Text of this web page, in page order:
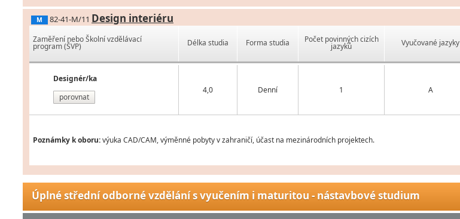
M 82-41-M/11 Design interiéru
Zaměření nebo Školní vzdělávací
program (ŠVP)
Designér/ka
porovnat
Délka studia Forma studia Počet povinných cizích
jazyků Vyučované jazyky
4,0 Denní 1 A
Poznámky k oboru:výuka CAD/CAM, výměnné pobyty v zahraničí, účast na mezinárodních projektech.
Úplné střední odborné vzdělání s vyučením i maturitou - nástavbové studium